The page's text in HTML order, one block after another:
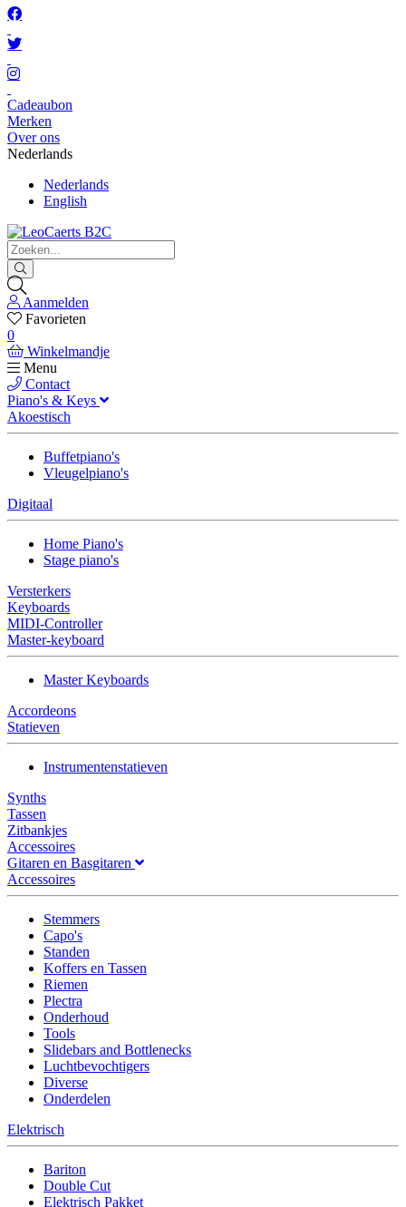
Cadeaubon
Merken
Over ons
Nederlands
Nederlands
English
Aanmelden
Favorieten
0
Winkelmandje
Menu
Contact
Piano's & Keys
Akoestisch
Buffetpiano's
Vleugelpiano's
Digitaal
Home Piano's
Stage piano's
Versterkers
Keyboards
MIDI-Controller
Master-keyboard
Master Keyboards
Accordeons
Statieven
Instrumentenstatieven
Synths
Tassen
Zitbankjes
Accessoires
Gitaren en Basgitaren
Accessoires
Stemmers
Capo's
Standen
Koffers en Tassen
Riemen
Plectra
Onderhoud
Tools
Slidebars and Bottlenecks
Luchtbevochtigers
Diverse
Onderdelen
Elektrisch
Bariton
Double Cut
Elektrisch Pakket